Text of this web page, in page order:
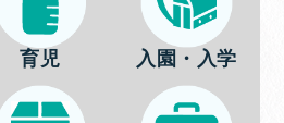
育児 入園・入学